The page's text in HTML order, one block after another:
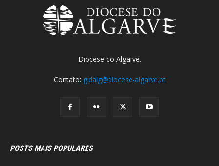
Diocese do Algarve.
Contato: gidalg@diocese-algarve.pt
POSTS MAIS POPULARES